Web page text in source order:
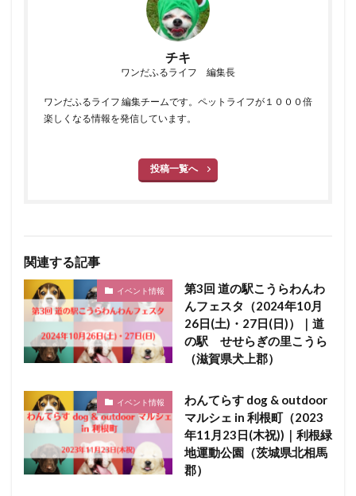
チキ
ワンだふるライフ 編集長
ワンだふるライフ 編集チームです。ペットライフが１０００倍
楽しくなる情報を発信しています。
投稿一覧へ
関連する記事
イベント情報
第3回 道の駅こうらわんわ
んフェスタ（2024年10月
26日(土)・27日(日)）｜道
の駅 せせらぎの里こうら
（滋賀県犬上郡）
イベント情報
わんてらす dog & outdoor
マルシェ in 利根町（2023
年11月23日(木祝))｜利根緑
地運動公園（茨城県北相馬
郡）